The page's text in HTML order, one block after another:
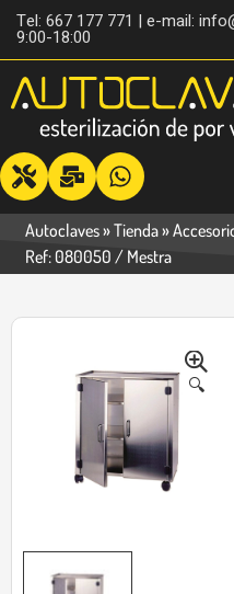
Tel: 667 177 771 | e-mail:
9:00-18:00
Autoclaves»Tienda»
Ref: 080050 / Mestra
🔍